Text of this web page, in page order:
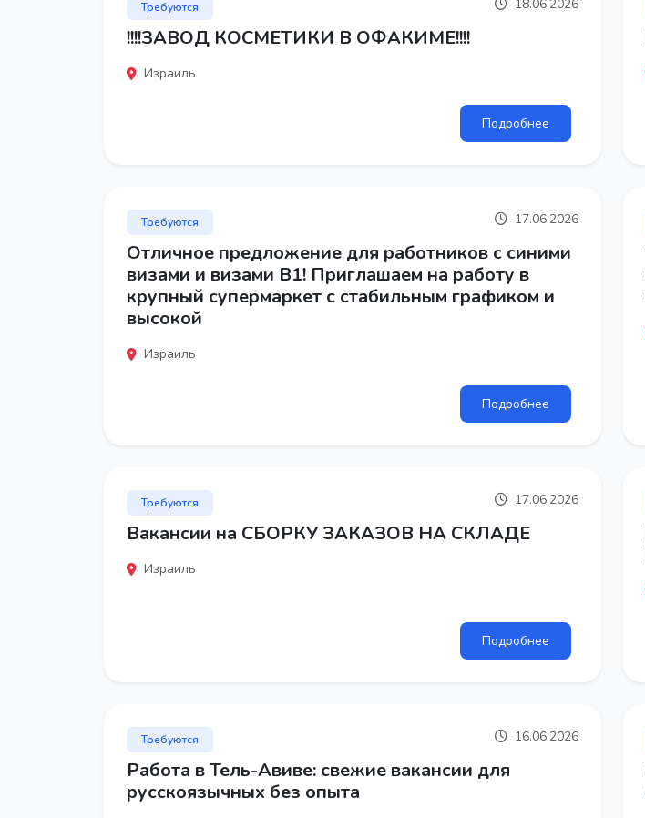
Требуются 18.06.2026
!!!!ЗАВОД КОСМЕТИКИ В ОФАКИМЕ!!!!
Израиль
Подробнее
Требуются 17.06.2026
Отличное предложение для работников с синими
визами и визами B1! Приглашаем на работу в
крупный супермаркет с стабильным графиком и
высокой
Израиль
Подробнее
Требуются 17.06.2026
Вакансии на СБОРКУ ЗАКАЗОВ НА СКЛАДЕ
Израиль
Подробнее
Требуются 16.06.2026
Работа в Тель-Авиве: свежие вакансии для
русскоязычных без опыта